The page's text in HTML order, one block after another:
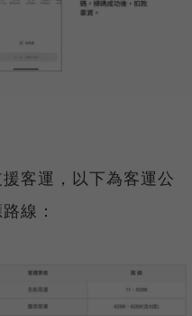
客運，以下為客運公
線：